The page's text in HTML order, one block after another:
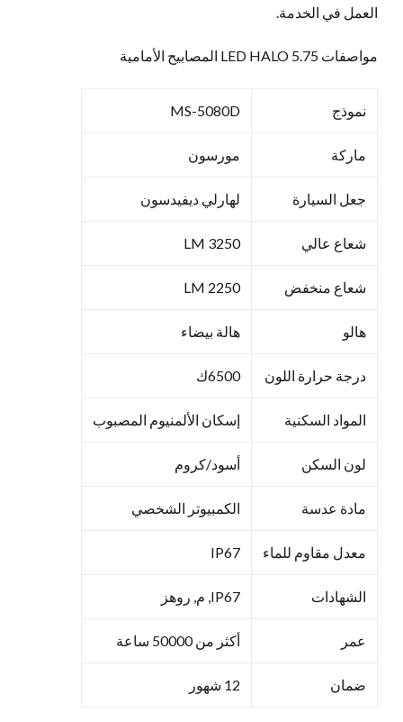
العمل في الخدمة.
مواصفات 5.75 LED HALO المصابيح الأمامية
نموذج MS-5080D
ماركة مورسون
جعل السيارة لهارلي ديفيدسون
شعاع عالي 3250 LM
شعاع منخفض 2250 LM
هالو هالة بيضاء
درجة حرارة اللون 6500ك
المواد السكنية إسكان الألمنيوم المصبوب
لون السكن أسود/كروم
مادة عدسة الكمبيوتر الشخصي
معدل مقاوم للماء IP67
الشهادات IP67, م, روهز
عمر أكثر من 50000 ساعة
ضمان 12 شهور